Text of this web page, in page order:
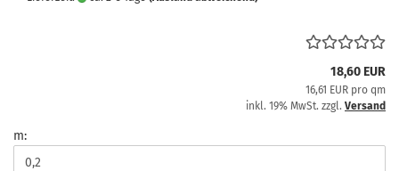
18,60 EUR
16,61 EUR pro qm
inkl. 19% MwSt. zzgl. Versand
m: